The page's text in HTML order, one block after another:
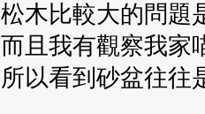
松木比較大的問題
而且我有觀察我家
所以看到砂盆往往